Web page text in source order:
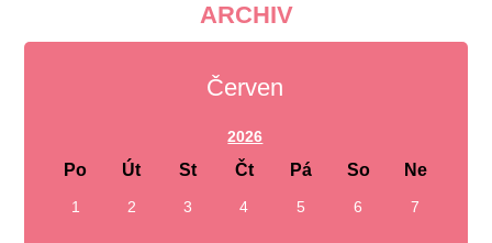
ARCHIV
Červen
2026
Po Út St Čt Pá So Ne
1 2 3 4 5 6 7